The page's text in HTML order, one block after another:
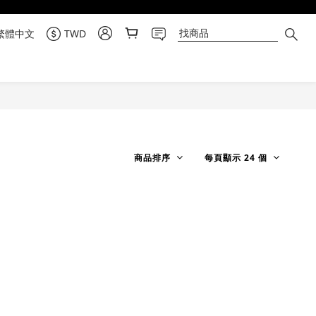
體中文 TWD
商品排序 每頁顯示 24 個